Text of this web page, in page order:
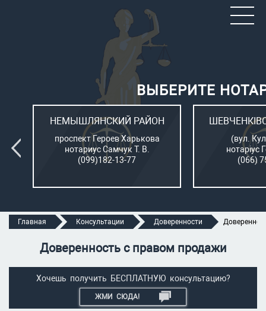
ВЫБЕРИТЕ
НЕМЫШЛЯНСКИЙ РАЙОН
проспект Героев Харькова
нотариус Самчук Т. В.
(099)182-13-77
(вул.
нотаріус
(066)
Главная Консультации Доверенности
Доверенность с правом продажи
Хочешь получить БЕСПЛАТНУЮ консультацию?
ЖМИ СЮДА!